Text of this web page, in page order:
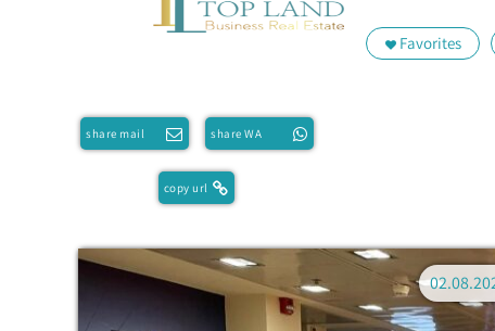
Favorites
share WA
share mail
copy url